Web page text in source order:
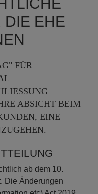
DIE EHE
FÜR
G
AN
ABSICHT BEIM GE
EINE BÜ
ab dem 10.
Die Änderungen